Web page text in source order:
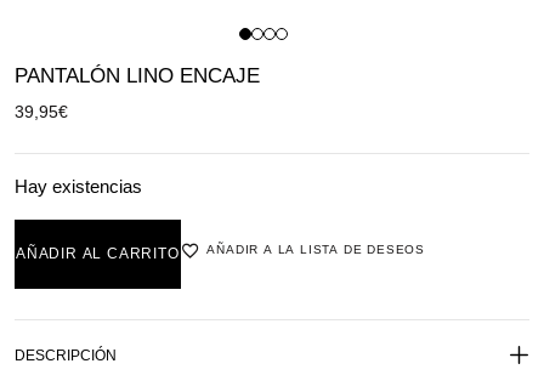
PANTALÓN LINO ENCAJE
39,95€
Hay existencias
AÑADIR AL CARRITO AÑADIR A LA LISTA DE DESEOS
DESCRIPCIÓN